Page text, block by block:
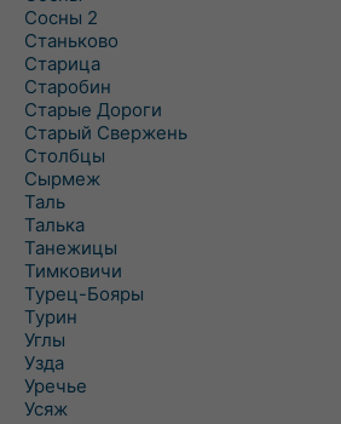
Сосны 2
Станьково
Старица
Старобин
Старые Дороги
Старый Свержень
Столбцы
Сырмеж
Таль
Талька
Танежицы
Тимковичи
Турец-Бояры
Турин
Углы
Узда
Уречье
Усяж